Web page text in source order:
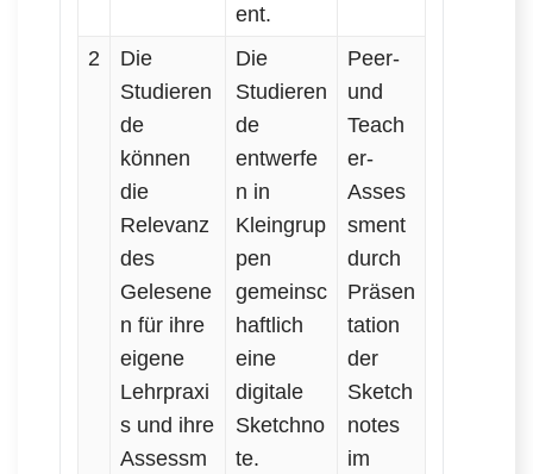
ent.
2
Die
Studieren
de
können
die
Relevanz
des
Gelesene
n für ihre
eigene
Lehrpraxi
s und ihre
Assessm
Die
Studieren
de
entwerfe
n in
Kleingrup
pen
gemeinsc
haftlich
eine
digitale
Sketchno
te.
Peer-
und
Teach
er-
Asses
sment
durch
Präsen
tation
der
Sketch
notes
im